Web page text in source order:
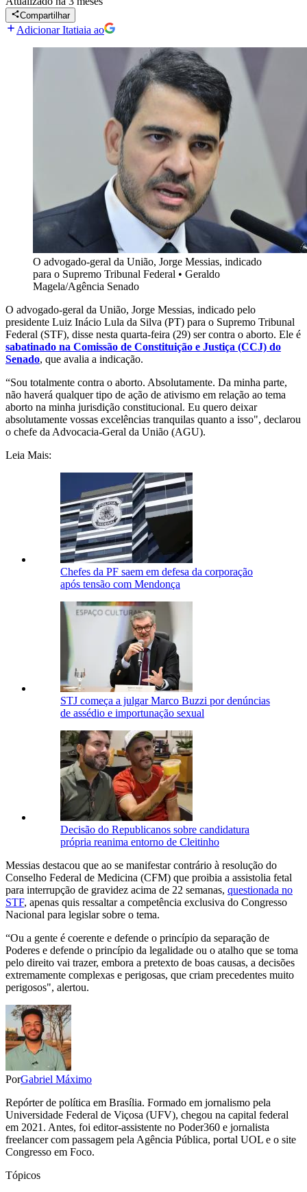
Compartilhar
Adicionar Itatiaia ao
O advogado-geral da União, Jorge Messias, indicado
para o Supremo Tribunal Federal • Geraldo
Magela/Agência Senado
O advogado-geral da União, Jorge Messias, indicado pelo
presidente Luiz Inácio Lula da Silva (PT) para o Supremo Tribunal
Federal (STF), disse nesta quarta-feira (29) ser contra o aborto. Ele é
sabatinado na Comissão de Constituição e Justiça (CCJ) do
Senado, que avalia a indicação.
“Sou totalmente contra o aborto. Absolutamente. Da minha parte,
não haverá qualquer tipo de ação de ativismo em relação ao tema
aborto na minha jurisdição constitucional. Eu quero deixar
absolutamente vossas excelências tranquilas quanto a isso", declarou
o chefe da Advocacia-Geral da União (AGU).
Leia Mais:
Chefes da PF saem em defesa da corporação
após tensão com Mendonça
STJ começa a julgar Marco Buzzi por denúncias
de assédio e importunação sexual
Decisão do Republicanos sobre candidatura
própria reanima entorno de Cleitinho
Messias destacou que ao se manifestar contrário à resolução do
Conselho Federal de Medicina (CFM) que proibia a assistolia fetal
para interrupção de gravidez acima de 22 semanas, questionada no
STF, apenas quis ressaltar a competência exclusiva do Congresso
Nacional para legislar sobre o tema.
“Ou a gente é coerente e defende o princípio da separação de
Poderes e defende o princípio da legalidade ou o atalho que se toma
pelo direito vai trazer, embora a pretexto de boas causas, a decisões
extremamente complexas e perigosas, que criam precedentes muito
perigosos", alertou.
PorGabriel Máximo
Repórter de política em Brasília. Formado em jornalismo pela
Universidade Federal de Viçosa (UFV), chegou na capital federal
em 2021. Antes, foi editor-assistente no Poder360 e jornalista
freelancer com passagem pela Agência Pública, portal UOL e o site
Congresso em Foco.
Tópicos